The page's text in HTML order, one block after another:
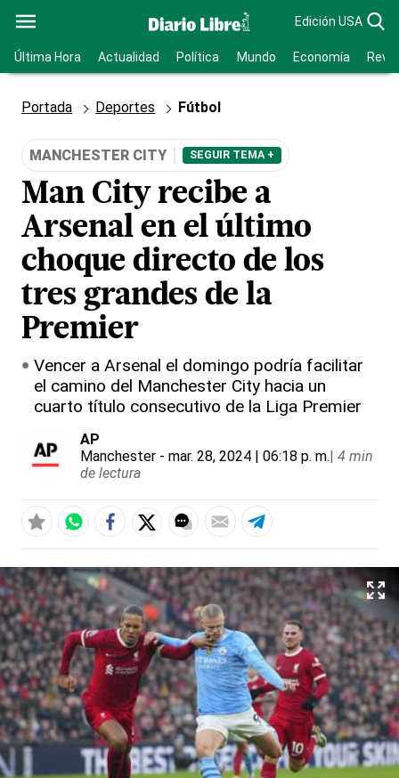
Edición USA
Última Hora Actualidad Política Mundo Economía
Portada Deportes Fútbol
MANCHESTER CITY SEGUIR TEMA +
Man City recibe a
Arsenal en el último
choque directo de los
tres grandes de la
Premier
Vencer a Arsenal el domingo podría facilitar
el camino del Manchester City hacia un
cuarto título consecutivo de la Liga Premier
AP
Manchester - mar. 28, 2024 | 06:18 p. m.| 4 min
de lectura